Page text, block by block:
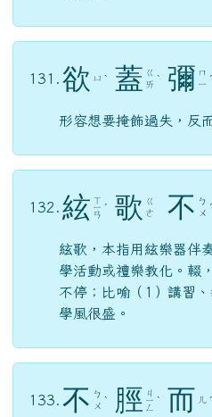
131. 欲 ㄩ ˋ 蓋 ㄍ
ㄞ ˋ 彌 ㄇ
ㄧ ˊ
形容想要掩飾過失，反
132. 絃 ㄒ
ㄧ
ㄢ
ˊ 歌 ㄍ
ㄜ
不 ㄅ
ㄨ ˊ
絃歌，本指用絃樂器伴
學活動或禮樂教化。輟
不停；比喻（1）講習
學風很盛。
133. 不 ㄅ
ㄨ ˋ 脛 ㄐ
ㄧ
ㄥ
ˋ 而 ㄦ ˊ